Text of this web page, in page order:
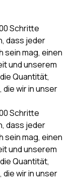
Schritte
dass jeder
sein mag, einen
und unserem
Quantität,
wir in unser
Schritte
dass jeder
sein mag, einen
und unserem
Quantität,
wir in unser